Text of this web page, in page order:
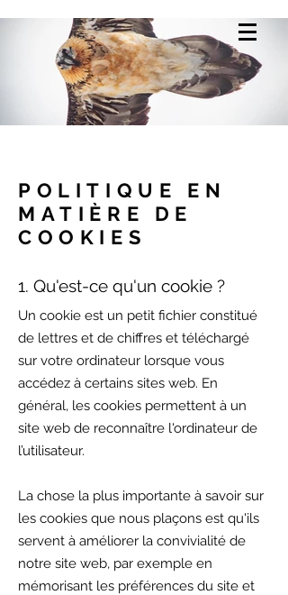
POLITIQUE EN
MATIÈRE DE
COOKIES
1. Qu'est-ce qu'un cookie ?
Un cookie est un petit fichier constitué
de lettres et de chiffres et téléchargé
sur votre ordinateur lorsque vous
accédez à certains sites web. En
général, les cookies permettent à un
site web de reconnaître l'ordinateur de
l’utilisateur.
La chose la plus importante à savoir sur
les cookies que nous plaçons est qu'ils
servent à améliorer la convivialité de
notre site web, par exemple en
mémorisant les préférences du site et